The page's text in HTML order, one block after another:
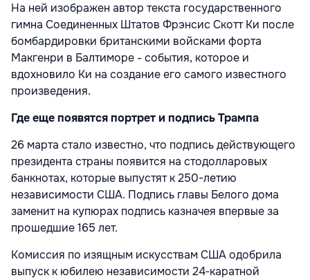
На ней изображен автор текста государственного
гимна Соединенных Штатов Фрэнсис Скотт Ки после
бомбардировки британскими войсками форта
Макгенри в Балтиморе - события, которое и
вдохновило Ки на создание его самого известного
произведения.
Где еще появятся портрет и подпись Трампа
26 марта стало известно, что подпись действующего
президента страны появится на стодолларовых
банкнотах, которые выпустят к 250-летию
независимости США. Подпись главы Белого дома
заменит на купюрах подпись казначея впервые за
прошедшие 165 лет.
Комиссия по изящным искусствам США одобрила
выпуск к юбилею независимости 24‑каратной